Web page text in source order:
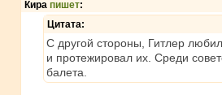
Кира пишет:
Цитата:
С другой стороны, Гитлер
и протежировал их. Среди
балета.